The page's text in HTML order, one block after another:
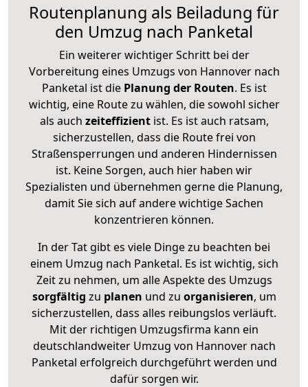
Routenplanung als Beiladung für
den Umzug nach Panketal
Ein weiterer wichtiger Schritt bei der
Vorbereitung eines Umzugs von Hannover nach
Panketal ist diePlanung der Routen. Es ist
wichtig, eine Route zu wählen, die sowohl sicher
als auch zeiteffizientist. Es ist auch ratsam,
sicherzustellen, dass die Route frei von
Straßensperrungen und anderen Hindernissen
ist. Keine Sorgen, auch hier haben wir
Spezialisten und übernehmen gerne die Planung,
damit Sie sich auf andere wichtige Sachen
konzentrieren können.
In der Tat gibt es viele Dinge zu beachten bei
einem Umzug nach Panketal. Es ist wichtig, sich
Zeit zu nehmen, um alle Aspekte des Umzugs
sorgfältig zu planen und zu organisieren, um
sicherzustellen, dass alles reibungslos verläuft.
Mit der richtigen Umzugsfirma kann ein
deutschlandweiter Umzug von Hannover nach
Panketal erfolgreich durchgeführt werden und
dafür sorgen wir.